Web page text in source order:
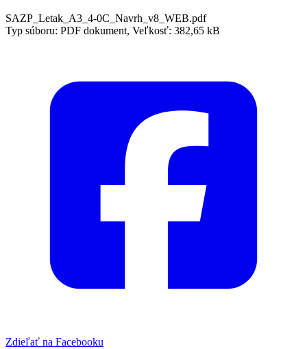
SAZP_Letak_A3_4-0C_Navrh_v8_WEB.pdf
Typ súboru: PDF dokument, Veľkosť: 382,65 kB
Zdieľať na Facebooku